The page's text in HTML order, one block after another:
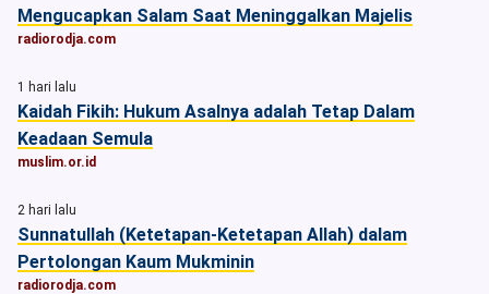
Mengucapkan Salam Saat Meninggalkan Majelis
radiorodja.com
1 hari lalu
Kaidah Fikih: Hukum Asalnya adalah Tetap Dalam
Keadaan Semula
muslim.or.id
2 hari lalu
Sunnatullah (Ketetapan-Ketetapan Allah) dalam
Pertolongan Kaum Mukminin
radiorodja.com